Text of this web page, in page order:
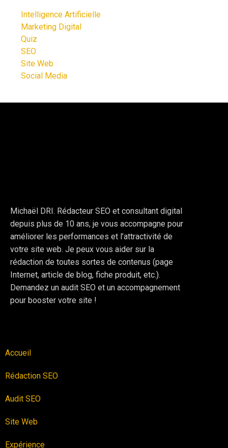
Intelligence Artificielle
Marketing Digital
Quiz
SEO
Site Web
Social Media
Michaël DRI. Rédacteur SEO et consultant digital
depuis plus de 10 ans, je vous accompagne pour
améliorer les performances et l’attractivité de
votre site web. Je peux vous aider sur la
rédaction de toutes sortes de contenus (page
Internet, article de blog, fiche produit, etc.).
Demandez un audit SEO et un accompagnement
pour booster votre site !
Accueil
Rédaction SEO
Audit SEO
Site Web
Expérience